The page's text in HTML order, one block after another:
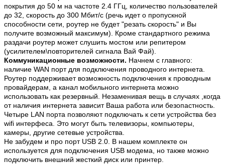
покрытия до 50 м на частоте 2.4 ГГц, количество пользователей
до 32, скорость до 300 Мбит/с (речь идет о пропускной
способности сети, роутер не будет "резать скорость" и Вы
получите возможный максимум). Кроме стандартного режима
раздачи роутер может слушить мостом или репитером
(усилителем\повторителей сигнала Вай Фай).
Коммуникационные возможности. Начнем с главного:
наличие WAN порт для подключения проводного интернета.
Роутер поддерживает возможность подключения к проводным
провайдерам, а канал мобильного интернета можно
использовать как резервный. Незаменивая вещь в случаях ,когда
от наличия интернета зависит Ваша работа или безопастность.
Четыре LAN порта позволяют подключать к сети устройства без
wifi интерфеса. Это могут быть телевизоры, компьютеры,
камеры, другие сетевые устройства.
Не забудем и про порт USB 2.0. В нашем комплекте он
используется для подключения USB модема, но также можно
подключить внешний жесткий диск или принтер.